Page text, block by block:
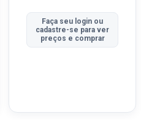
Faça seu login ou
cadastre-se para ver
preços e comprar